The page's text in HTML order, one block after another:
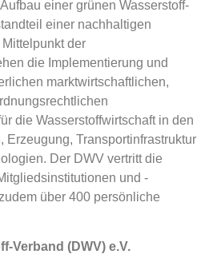
einer grünen Wasserstoff-
einer nachhaltigen
der
die Implementierung und
marktwirtschaftlichen,
die Wasserstoffwirtschaft in den
Erzeugung, Transportinfrastruktur
Der DWV vertritt die
und -
über 400 persönliche
Verband (DWV) e.V.